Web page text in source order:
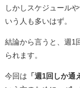
しかしスケジュール
いう人も多いはず。
結論から言うと、週1
られます。
今回は 「週1回しか通